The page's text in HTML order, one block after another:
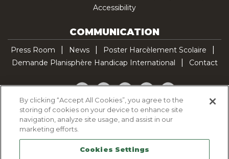
Accessibility
COMMUNICATION
Press Room News
Poster Harcèlement Scolaire
Demande Planisphère Handicap International
Contact
Facebook
TwitterYouTubePinterestTikTok
Cookie Policy
Legal Notice
Sitemap
By clicking “Accept All Cookies”, you agree to the
storing of cookies on your device to enhance site
navigation, analyze site usage, and assist in our
marketing efforts.
Cookies Settings